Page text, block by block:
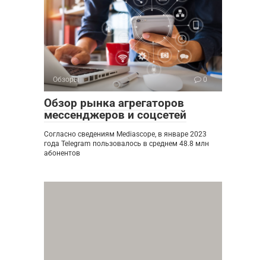
Обзоры 0
Обзор рынка агрегаторов
мессенджеров и соцсетей
Согласно сведениям Mediascope, в январе 2023
года Telegram пользовалось в среднем 48.8 млн
абонентов